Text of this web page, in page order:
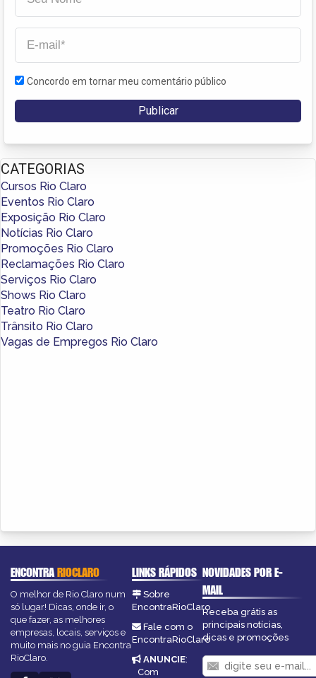
Concordo em tornar meu comentário público
CATEGORIAS
Cursos Rio Claro
Eventos Rio Claro
Exposição Rio Claro
Notícias Rio Claro
Promoções Rio Claro
Reclamações Rio Claro
Serviços Rio Claro
Shows Rio Claro
Teatro Rio Claro
Trânsito Rio Claro
Vagas de Empregos Rio Claro
ENCONTRARIOCLARO
O melhor de Rio Claro num
só lugar! Dicas, onde ir, o
que fazer, as melhores
empresas, locais, serviços e
muito mais no guia Encontra
RioClaro.
LINKS RÁPIDOS
Sobre
EncontraRioClaro
Fale com o
EncontraRioClaro
ANUNCIE:
Com
NOVIDADES POR E-
MAIL
Receba grátis as
principais notícias,
dicas e promoções